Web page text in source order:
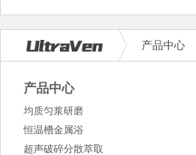
产品中心
产品中心
均质匀浆研磨
恒温槽金属浴
超声破碎分散萃取